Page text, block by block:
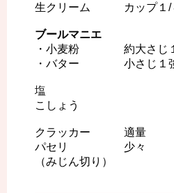
生クリーム カップ１/
ブールマニエ
・小麦粉 約大さじ１/
・バター 小さじ１強
塩
こしょう
クラッカー 適量
パセリ 少々
（みじん切り）